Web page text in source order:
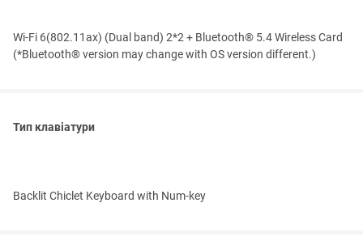
Wi-Fi 6(802.11ax) (Dual band) 2*2 + Bluetooth® 5.4 Wireless Card
(*Bluetooth® version may change with OS version different.)
Тип клавіатури
Backlit Chiclet Keyboard with Num-key